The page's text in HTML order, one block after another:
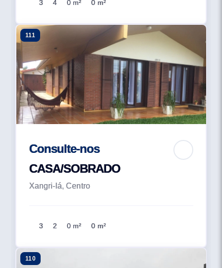
3 4 0 m² 0 m²
111
Consulte-nos
CASA/SOBRADO
Xangri-lá, Centro
3 2 0 m² 0 m²
110